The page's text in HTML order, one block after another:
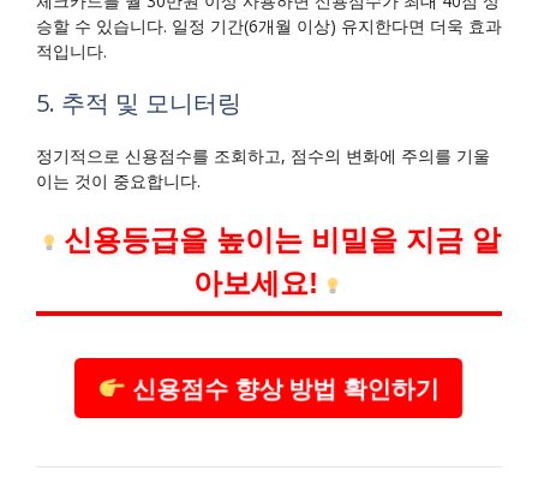
승할 수 있습니다. 일정 기간(6개월 이상) 유지한다면 더욱 효과
적입니다.
5. 추적 및 모니터링
정기적으로 신용점수를 조회하고, 점수의 변화에 주의를 기울
이는 것이 중요합니다.
신용등급을 높이는 비밀을 지금 알
아보세요!
신용점수 향상 방법 확인하기